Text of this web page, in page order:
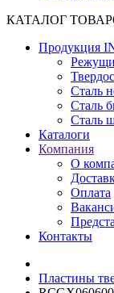
КАТАЛОГ
Продукция
Сталь
Сталь
Сталь
Каталоги
Компания
О
Оплата
Контакты
Пластины